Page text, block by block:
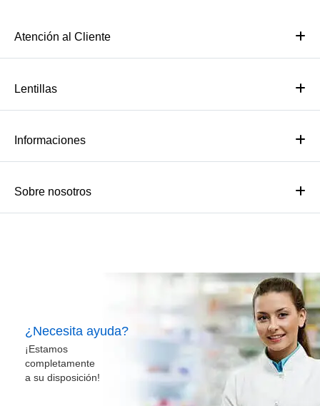
Atención al Cliente
Lentillas
Informaciones
Sobre nosotros
¿Necesita ayuda?
¡Estamos
completamente
a su disposición!